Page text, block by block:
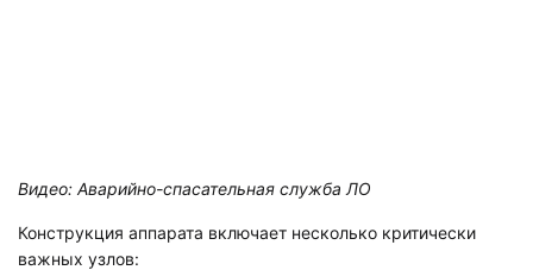
Видео: Аварийно-спасательная служба ЛО
Конструкция аппарата включает несколько критически
важных узлов: